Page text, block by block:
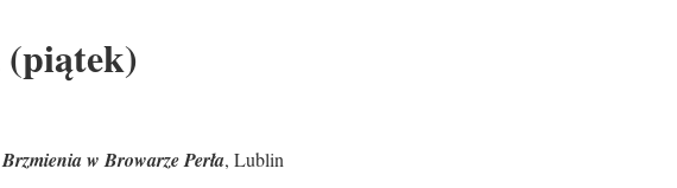
(piątek)
w Browarze Perła, Lublin